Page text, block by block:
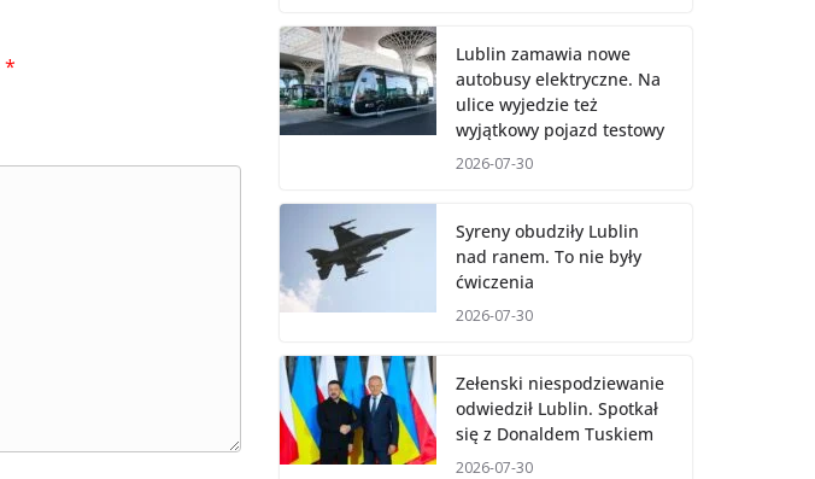
*
Lublin zamawia nowe
autobusy elektryczne. Na
ulice wyjedzie też
wyjątkowy pojazd testowy
2026-07-30
Syreny obudziły Lublin
nad ranem. To nie były
ćwiczenia
2026-07-30
Zełenski niespodziewanie
odwiedził Lublin. Spotkał
się z Donaldem Tuskiem
2026-07-30